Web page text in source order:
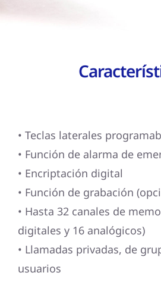
• Teclas laterales
• Función de alarma de
• Encriptación digital
• Función de grabación
• Hasta 32 canales de
digitales y 16 analógicos)
• Llamadas privadas, de
usuarios